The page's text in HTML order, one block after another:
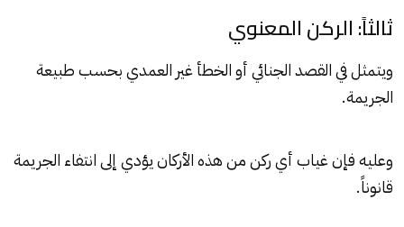
ثالثاً: الركن المعنوي
ويتمثل في القصد الجنائي أو الخطأ غير العمدي بحسب طبيعة
الجريمة.
وعليه فإن غياب أي ركن من هذه الأركان يؤدي إلى انتفاء الجريمة
قانوناً.